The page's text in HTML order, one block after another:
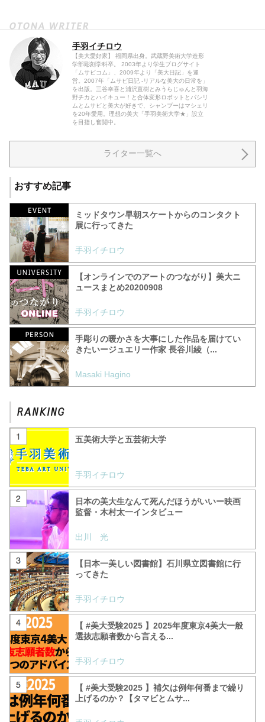
手羽イチロウ
【美大愛好家】 福岡県出身。武蔵野美術大学造形
学部彫刻学科卒。 2003年より学生ブログサイト
「ムサビコム」、2009年より「美大日記」を運
営。2007年「ムサビ日記 -リアルな美大の日常を」
を出版。三谷幸喜と浦沢直樹とみうらじゅんと羽海
野チカとハイキュー！と合体変形ロボットとパシリ
ムとムサビと美大が好きで、シャンプーはマシェリ
を20年愛用。理想の美大「手羽美術大学★」設立
を目指し奮闘中。
ライター一覧へ
おすすめ記事
ミッドタウン早朝スケートからのコンタクト
展に行ってきた
手羽イチロウ
【オンラインでのアートのつながり】美大ニ
ュースまとめ20200908
手羽イチロウ
手彫りの暖かさを大事にした作品を届けてい
きたいージュエリー作家 長谷川綾（...
Masaki Hagino
五美術大学と五芸術大学
手羽イチロウ
日本の美大生なんて死んだほうがいいー映画
監督・木村太一インタビュー
出川 光
【日本一美しい図書館】石川県立図書館に行
ってきた
手羽イチロウ
【 #美大受験2025 】2025年度東京4美大一般
選抜志願者数から言える...
手羽イチロウ
【 #美大受験2025 】補欠は例年何番まで繰り
上げるのか？【タマビとムサ...